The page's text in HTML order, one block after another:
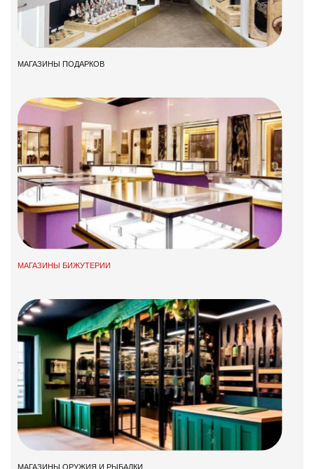
МАГАЗИНЫ ПОДАРКОВ
МАГАЗИНЫ БИЖУТЕРИИ
МАГАЗИНЫ ОРУЖИЯ И РЫБАЛКИ